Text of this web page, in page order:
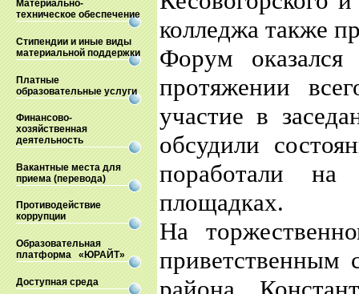
Материально-
техническое обеспечение
Стипендии и иные виды
материальной поддержки
Платные
образовательные услуги
Финансово-
хозяйственная
деятельность
Вакантные места для
приема (перевода)
Противодействие
коррупции
Образовательная
платформа «ЮРАЙТ»
Доступная среда
колледжа также
Форум
протяжении
участие в
обсудили
поработали на
площадках.
На
приветственным